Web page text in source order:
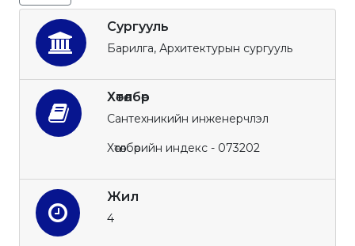
Сургууль
Барилга, Архитектурын сургууль
Хөтөлбөр
Сантехникийн инженерчлэл
Хөтөлбөрийн индекс - 073202
Жил
4